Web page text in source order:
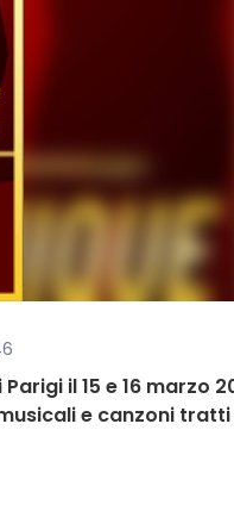
il 15 e 16 marzo
e canzoni tratti